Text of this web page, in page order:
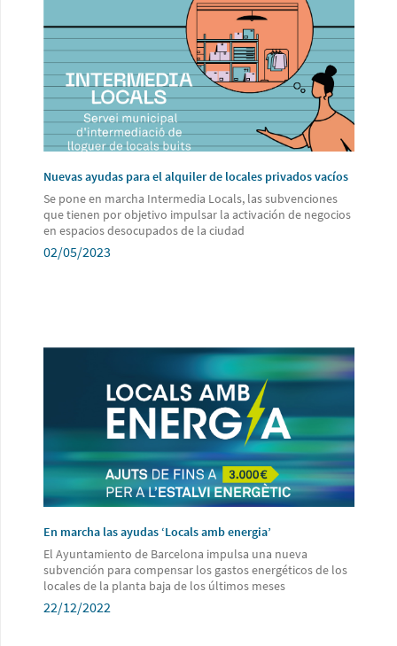
Nuevas ayudas para el alquiler de locales privados vacíos
Se pone en marcha Intermedia Locals, las subvenciones
que tienen por objetivo impulsar la activación de negocios
en espacios desocupados de la ciudad
02/05/2023
En marcha las ayudas ‘Locals amb energia’
El Ayuntamiento de Barcelona impulsa una nueva
subvención para compensar los gastos energéticos de los
locales de la planta baja de los últimos meses
22/12/2022